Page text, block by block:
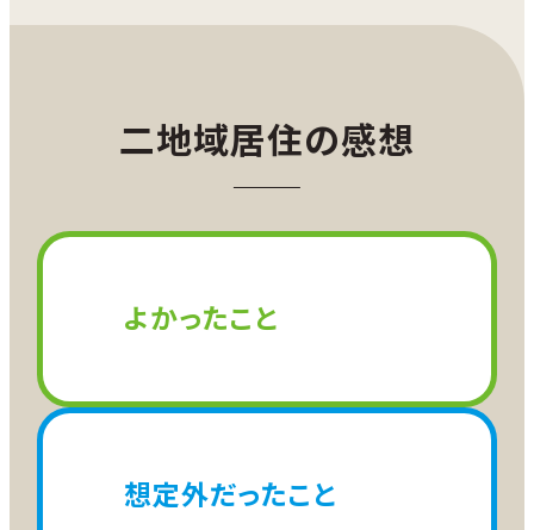
二地域居住の感想
よかったこと
想定外だったこと